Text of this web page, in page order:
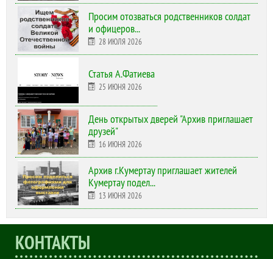
Просим отозваться родственников солдат
и офицеров...
28 ИЮЛЯ 2026
Статья А.Фатиева
25 ИЮНЯ 2026
День открытых дверей "Архив приглашает
друзей"
16 ИЮНЯ 2026
Архив г.Кумертау приглашает жителей
Кумертау подел...
13 ИЮНЯ 2026
КОНТАКТЫ